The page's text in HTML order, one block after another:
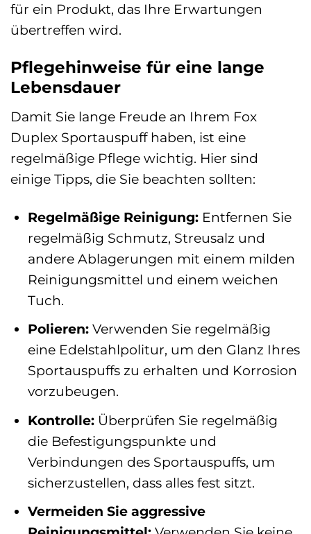
für ein Produkt, das Ihre Erwartungen
übertreffen wird.
Pflegehinweise für eine lange
Lebensdauer
Damit Sie lange Freude an Ihrem Fox
Duplex Sportauspuff haben, ist eine
regelmäßige Pflege wichtig. Hier sind
einige Tipps, die Sie beachten sollten:
Regelmäßige Reinigung:Entfernen Sie
regelmäßig Schmutz, Streusalz und
andere Ablagerungen mit einem milden
Reinigungsmittel und einem weichen
Tuch.
Polieren:Verwenden Sie regelmäßig
eine Edelstahlpolitur, um den Glanz Ihres
Sportauspuffs zu erhalten und Korrosion
vorzubeugen.
Kontrolle:Überprüfen Sie regelmäßig
die Befestigungspunkte und
Verbindungen des Sportauspuffs, um
sicherzustellen, dass alles fest sitzt.
Vermeiden Sie aggressive